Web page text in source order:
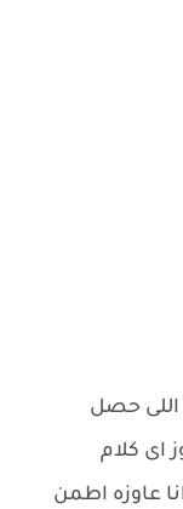
اللى حصل
اى كلام
عاوزه اطمن